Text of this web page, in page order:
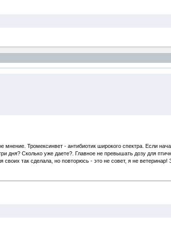
мнение. Тромексинвет - антибиотик широкого спектра. Если
Сколько уже даете?. Главное не превышать дозу для
так сделала, но повторюсь - это не совет, я не